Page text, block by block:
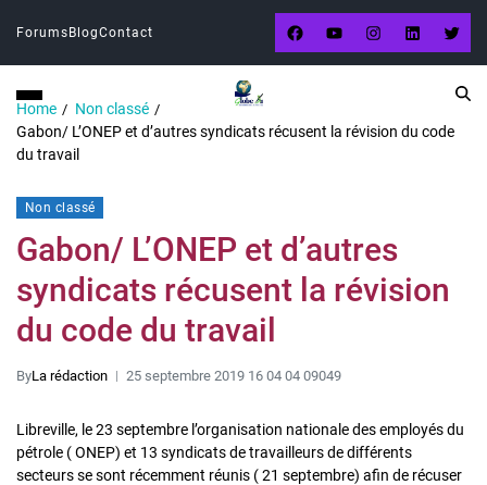
Forums BlogContact
Home
Non classé
Gabon/ L’ONEP et d’autres syndicats récusent la révision du code
du travail
Non classé
Gabon/ L’ONEP et d’autres
syndicats récusent la révision
du code du travail
ByLa rédaction 25 septembre 2019 16 04 04 09049
Libreville, le 23 septembre l’organisation nationale des employés du
pétrole ( ONEP) et 13 syndicats de travailleurs de différents
secteurs se sont récemment réunis ( 21 septembre) afin de récuser